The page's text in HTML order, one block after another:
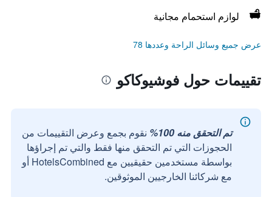
لوازم استحمام مجانية
عرض جميع وسائل الراحة وعددها 78
تقييمات حول فوشيوكاكو
تم التحقق منه 100%
نقوم بجمع وعرض التقييمات من
الحجوزات التي تم التحقق منها فقط والتي تم إجراؤها
بواسطة مستخدمين حقيقيين مع HotelsCombined أو
مع شركائنا الخارجيين الموثوقين.